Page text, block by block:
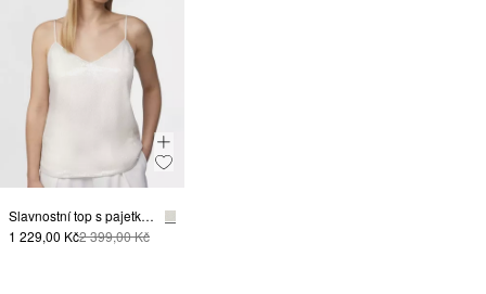
Slavnostní top s pajetkami
1 229,00 Kč2 399,00 Kč